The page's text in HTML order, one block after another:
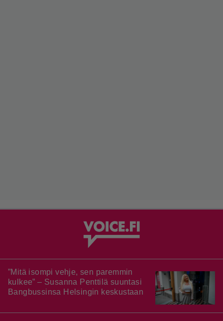
”Mitä isompi vehje, sen paremmin
kulkee” – Susanna Penttilä suuntasi
Bangbussinsa Helsingin keskustaan